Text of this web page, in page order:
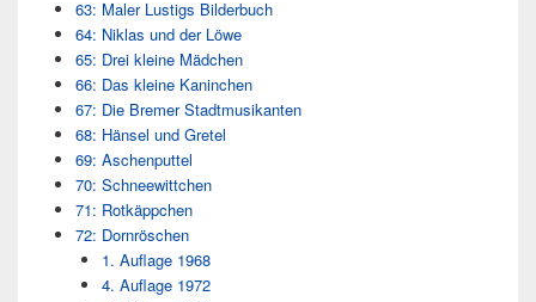
63: Maler Lustigs Bilderbuch
64: Niklas und der Löwe
65: Drei kleine Mädchen
66: Das kleine Kaninchen
67: Die Bremer Stadtmusikanten
68: Hänsel und Gretel
69: Aschenputtel
70: Schneewittchen
71: Rotkäppchen
72: Dornröschen
1. Auflage 1968
4. Auflage 1972